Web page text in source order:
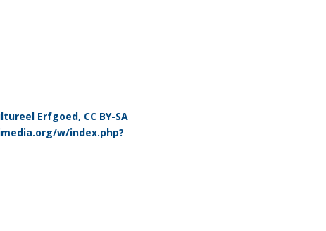
Erfgoed, CC BY-SA
w/index.php?